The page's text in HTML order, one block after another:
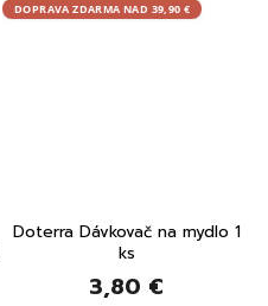
DOPRAVA ZDARMA NAD 39,90 €
Doterra Dávkovač na mydlo 1
ks
3,80 €